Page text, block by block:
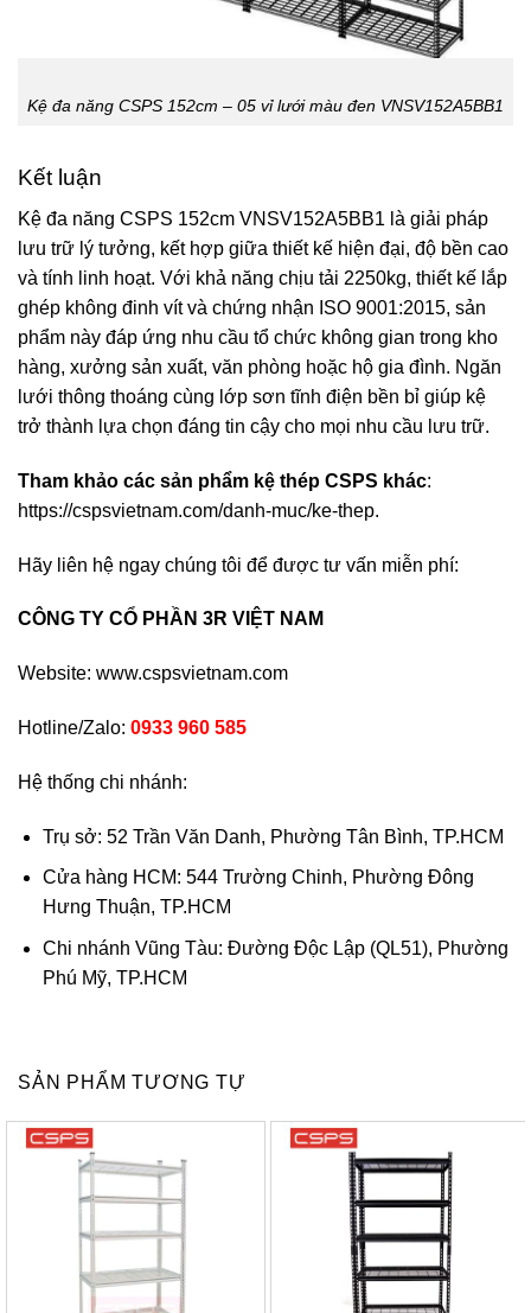
Kệ đa năng CSPS 152cm – 05 vỉ lưới màu đen VNSV152A5BB1
Kết luận
Kệ đa năng CSPS 152cm VNSV152A5BB1 là giải pháp
lưu trữ lý tưởng, kết hợp giữa thiết kế hiện đại, độ bền cao
và tính linh hoạt. Với khả năng chịu tải 2250kg, thiết kế lắp
ghép không đinh vít và chứng nhận ISO 9001:2015, sản
phẩm này đáp ứng nhu cầu tổ chức không gian trong kho
hàng, xưởng sản xuất, văn phòng hoặc hộ gia đình. Ngăn
lưới thông thoáng cùng lớp sơn tĩnh điện bền bỉ giúp kệ
trở thành lựa chọn đáng tin cậy cho mọi nhu cầu lưu trữ.
Tham khảo các sản phẩm kệ thép CSPS khác:
https://cspsvietnam.com/danh-muc/ke-thep.
Hãy liên hệ ngay chúng tôi để được tư vấn miễn phí:
CÔNG TY CỔ PHẦN 3R VIỆT NAM
Website: www.cspsvietnam.com
Hotline/Zalo: 0933 960 585
Hệ thống chi nhánh:
Trụ sở: 52 Trần Văn Danh, Phường Tân Bình, TP.HCM
Cửa hàng HCM: 544 Trường Chinh, Phường Đông
Hưng Thuận, TP.HCM
Chi nhánh Vũng Tàu: Đường Độc Lập (QL51), Phường
Phú Mỹ, TP.HCM
SẢN PHẨM TƯƠNG TỰ